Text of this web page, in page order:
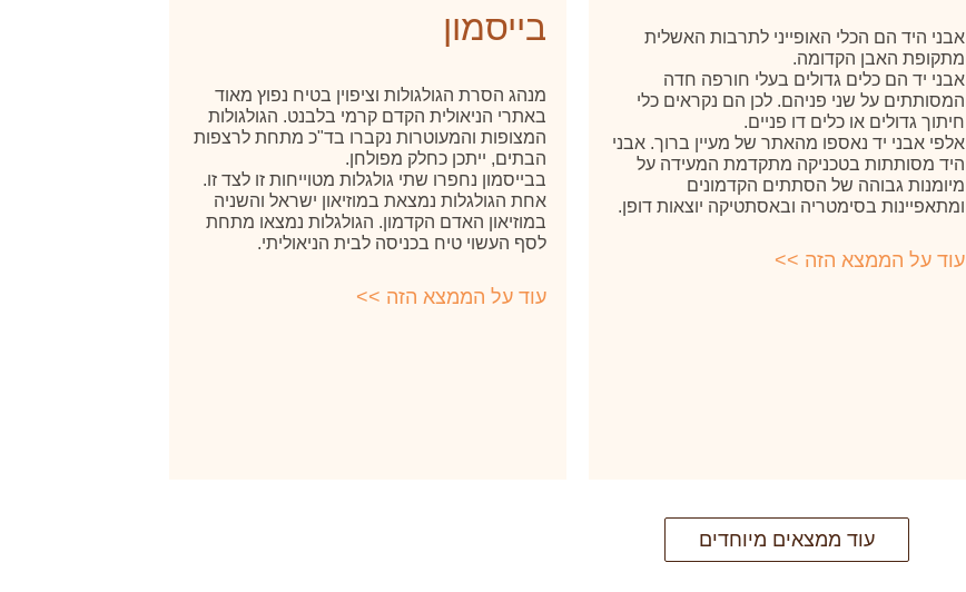
אבני היד הם הכלי האופייני לתרבות האשלית
מתקופת האבן הקדומה.
אבני יד הם כלים גדולים בעלי חורפה חדה
המסותתים על שני פניהם. לכן הם נקראים כלי
חיתוך גדולים או כלים דו פניים.
אלפי אבני יד נאספו מהאתר של מעיין ברוך. אבני
היד מסותתות בטכניקה מתקדמת המעידה על
מיומנות גבוהה של הסתתים הקדמונים
ומתאפיינות בסימטריה ובאסתטיקה יוצאות דופן.
עוד על הממצא הזה >>
בייסמון
מנהג הסרת הגולגולות וציפוין בטיח נפוץ מאוד
באתרי הניאולית הקדם קרמי בלבנט. הגולגולות
המצופות והמעוטרות נקברו בד"כ מתחת לרצפות
הבתים, ייתכן כחלק מפולחן.
בבייסמון נחפרו שתי גולגלות מטוייחות זו לצד זו.
אחת הגולגלות נמצאת במוזיאון ישראל והשניה
במוזיאון האדם הקדמון. הגולגלות נמצאו מתחת
לסף העשוי טיח בכניסה לבית הניאוליתי.
עוד על הממצא הזה >>
עוד ממצאים מיוחדים